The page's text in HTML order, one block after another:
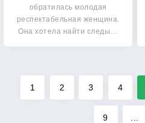
обратилась молодая
респектабельная женщина.
Она хотела найти следы…
1 2 3 4
9